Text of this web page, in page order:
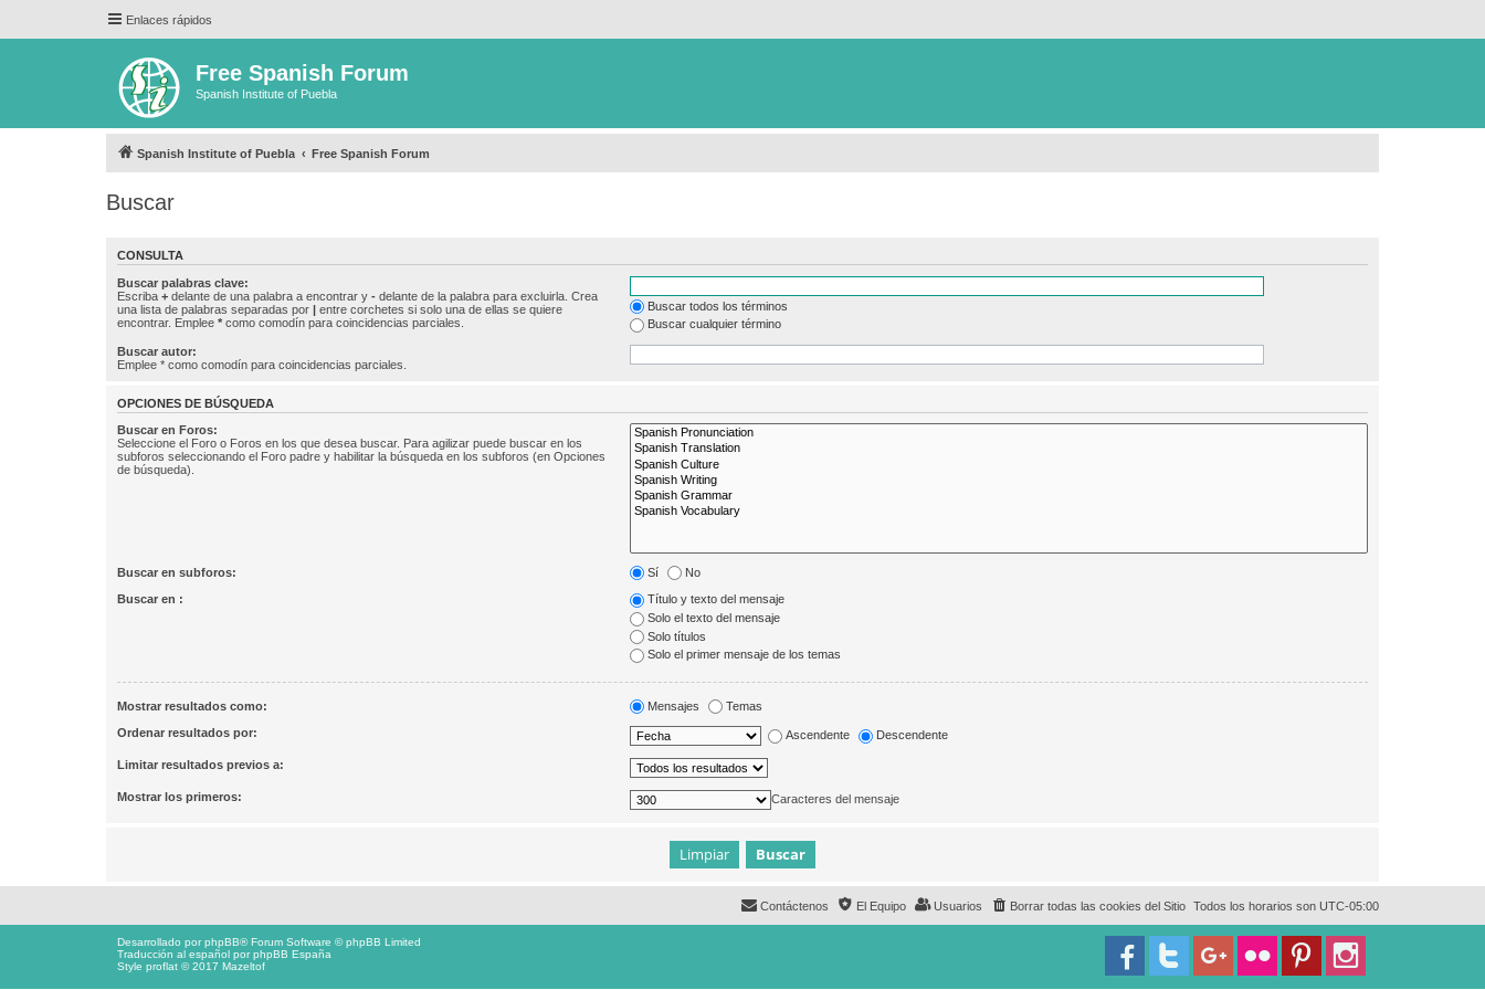
Enlaces rápidos
Free Spanish Forum
Spanish Institute of Puebla
Spanish Institute of Puebla Free Spanish Forum
Buscar
CONSULTA
Buscar palabras clave:
Escriba + delante de una palabra a encontrar y - delante de la palabra para excluirla. Crea
una lista de palabras separadas por | entre corchetes si solo una de ellas se quiere
encontrar. Emplee * como comodín para coincidencias parciales.
Buscar todos los términos
Buscar cualquier término
Buscar autor:
Emplee * como comodín para coincidencias parciales.
OPCIONES DE BÚSQUEDA
Buscar en Foros:
Seleccione el Foro o Foros en los que desea buscar. Para agilizar puede buscar en los
subforos seleccionando el Foro padre y habilitar la búsqueda en los subforos (en Opciones
de búsqueda).
Buscar en subforos: Sí No
Buscar en :
Título y texto del mensaje
Solo el texto del mensaje
Solo títulos
Solo el primer mensaje de los temas
Mostrar resultados como: Mensajes Temas
Ordenar resultados por: Ascendente Descendente
Limitar resultados previos a:
Mostrar los primeros: Caracteres del mensaje
Todos los horarios son UTC-05:00
Borrar todas las cookies del Sitio
Usuarios
El Equipo
Contáctenos
Desarrollado porphpBB® Forum Software © phpBB Limited
Traducción al español porphpBB España
Style proflat © 2017 Mazeltof